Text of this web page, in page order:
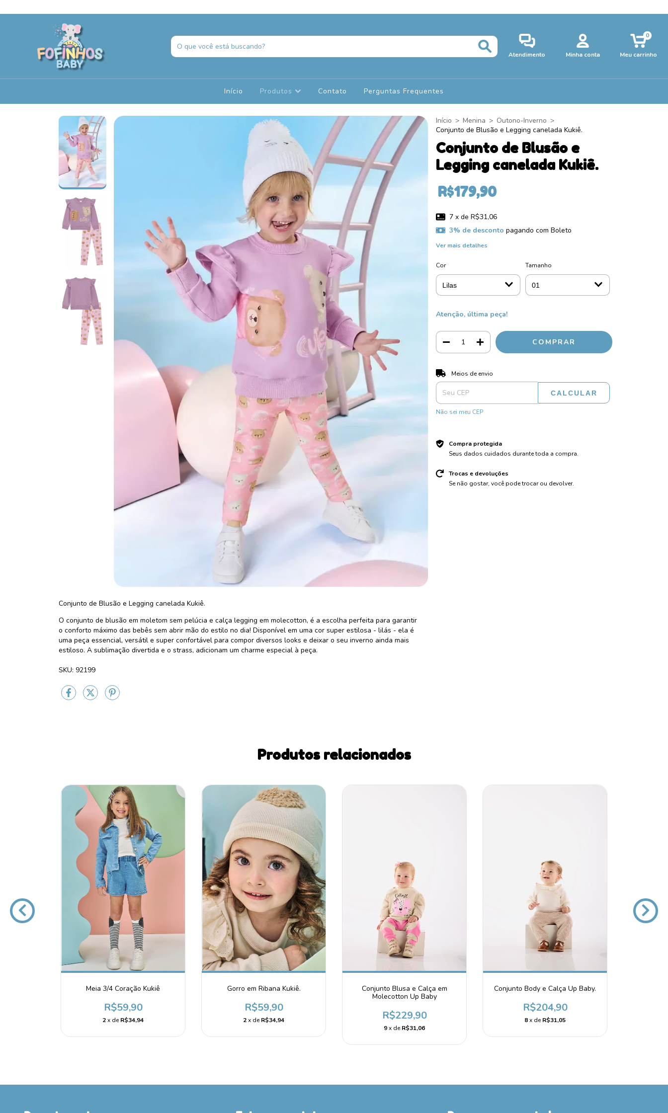
Atendimento Minha conta Meu carrinho
0
Início Produtos Contato Perguntas Frequentes
Conjunto de Blusão e Legging canelada Kukiê.
O conjunto de blusão em moletom sem pelúcia e calça legging em molecotton, é a escolha perfeita para garantir
o conforto máximo das bebês sem abrir mão do estilo no dia! Disponível em uma cor super estilosa - lilás - ela é
uma peça essencial, versátil e super confortável para compor diversos looks e deixar o seu inverno ainda mais
estiloso. A sublimação divertida e o strass, adicionam um charme especial à peça.
SKU: 92199
Início > Menina > Outono-Inverno >
Conjunto de Blusão e Legging canelada Kukiê.
Conjunto de Blusão e
Legging canelada Kukiê.
R$179,90
7 x de R$31,06
3% de desconto pagando com Boleto
Ver mais detalhes
Cor Tamanho
Atenção, última peça!
Entregas para o CEP:
Meios de envio
CALCULAR
Não sei meu CEP
Compra protegida
Seus dados cuidados durante toda a compra.
Trocas e devoluções
Se não gostar, você pode trocar ou devolver.
Produtos relacionados
Meia 3/4 Coração Kukiê
R$59,90
2x deR$34,94
Gorro em Ribana Kukiê.
R$59,90
2x deR$34,94
Conjunto Blusa e Calça em
Molecotton Up Baby
R$229,90
9x deR$31,06
Conjunto Body e Calça Up Baby.
R$204,90
8x deR$31,05